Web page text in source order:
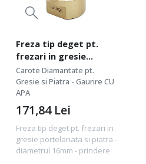
Freza tip deget pt.
frezari in gresie
portelanata si piatra -
diametrul 16mm,
lungime 35mm -
prindere M14 -
DXDY.GOLD.Finger.D16.H35
Carote Diamantate pt.
Gresie si Piatra - Gaurire CU
APA
Freza tip deget pt. frezari in
gresie portelanata si piatra -
diametrul 16mm - prindere
171,84 Lei